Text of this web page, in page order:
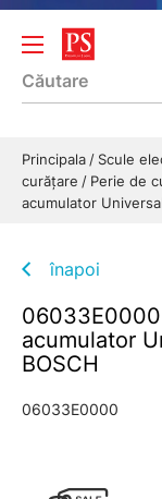
Principala Scule
curăţare
Perie de
acumulator
înapoi
acumulator
BOSCH
06033E0000